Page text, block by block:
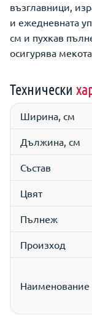
възглавници,
и ежедневната
см и пухкав
осигурява
Технически
Ширина, см
Дължина, см
Състав
Цвят
Пълнеж
Произход
Наименование